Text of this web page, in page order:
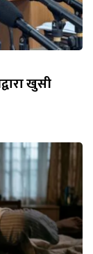
खुसी